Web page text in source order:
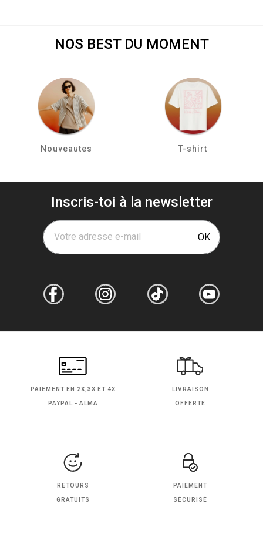
NOS BEST DU MOMENT
Nouveautes T-shirt
Inscris-toi à la newsletter
Votre adresse e-mail OK
PAIEMENT EN 2X,3X ET 4X
PAYPAL - ALMA
LIVRAISON
OFFERTE
RETOURS
GRATUITS
PAIEMENT
SÉCURISÉ